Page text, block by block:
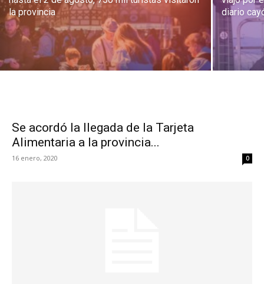
la provincia
diario
Se acordó la llegada de la Tarjeta
Alimentaria a la provincia...
16 enero, 2020 0